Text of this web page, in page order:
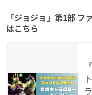
「ジョジョ」第1部 フ
はこちら